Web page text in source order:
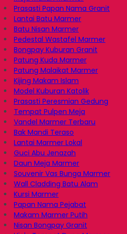
Prasasti Papan Nama Granit
Lantai Batu Marmer
Batu Nisan Marmer
Pedestal Wastafel Marmer
Bongpay Kuburan Granit
Patung Kuda Marmer
Patung Malaikat Marmer
Kijing Makam Islam
Model Kuburan Katolik
Prasasti Peresmian Gedung
Tempat Pulpen Meja
Vandel Marmer Terbaru
Bak Mandi Teraso
Lantai Marmer Lokal
Guci Abu Jenazah
Daun Meja Marmer
Souvenir Vas Bunga Marmer
Wall Cladding Batu Alam
Kursi Marmer
Papan Nama Pejabat
Makam Marmer Putih
Nisan Bongpay Granit